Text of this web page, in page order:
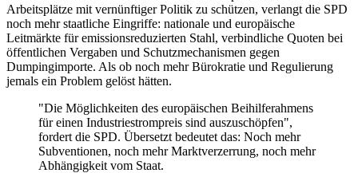
Arbeitsplätze mit vernünftiger Politik zu schützen, verlangt die SPD
noch mehr staatliche Eingriffe: nationale und europäische
Leitmärkte für emissionsreduzierten Stahl, verbindliche Quoten bei
öffentlichen Vergaben und Schutzmechanismen gegen
Dumpingimporte. Als ob noch mehr Bürokratie und Regulierung
jemals ein Problem gelöst hätten.
"Die Möglichkeiten des europäischen Beihilferahmens
für einen Industriestrompreis sind auszuschöpfen",
fordert die SPD. Übersetzt bedeutet das: Noch mehr
Subventionen, noch mehr Marktverzerrung, noch mehr
Abhängigkeit vom Staat.